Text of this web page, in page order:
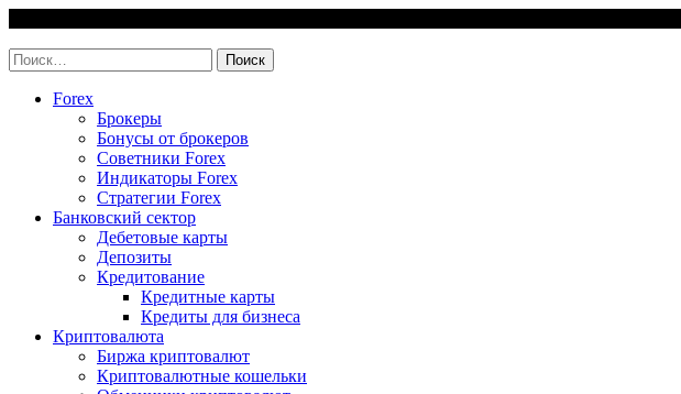
content
Найти:
Forex
Брокеры
Бонусы от брокеров
Советники Forex
Индикаторы Forex
Стратегии Forex
Банковский сектор
Дебетовые карты
Депозиты
Кредитование
Кредитные карты
Кредиты для бизнеса
Криптовалюта
Биржа криптовалют
Криптовалютные кошельки